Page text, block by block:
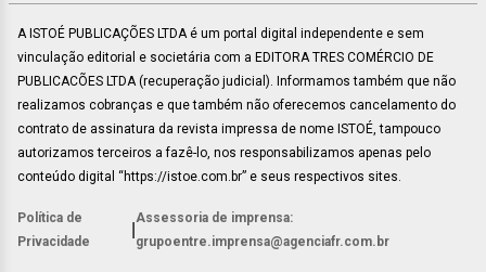
A ISTOÉ PUBLICAÇÕES LTDA é um portal digital independente e sem
vinculação editorial e societária com a EDITORA TRES COMÉRCIO DE
PUBLICACÕES LTDA (recuperação judicial). Informamos também que não
realizamos cobranças e que também não oferecemos cancelamento do
contrato de assinatura da revista impressa de nome ISTOÉ, tampouco
autorizamos terceiros a fazê-lo, nos responsabilizamos apenas pelo
conteúdo digital “https://istoe.com.br” e seus respectivos sites.
Política de
Privacidade
Assessoria de imprensa:
grupoentre.imprensa@agenciafr.com.br